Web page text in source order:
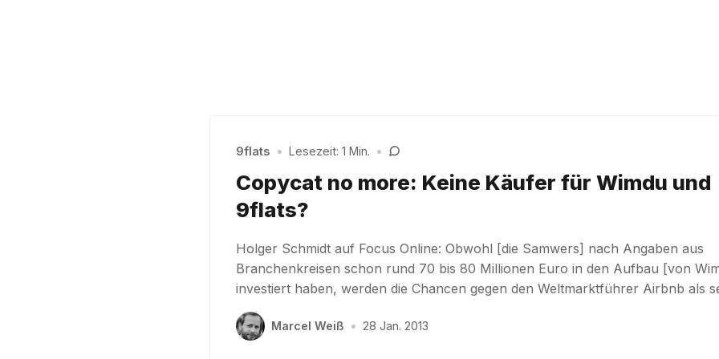
9flats • Lesezeit: 1 Min. •
Copycat no more: Keine Käufer für Wimdu und
9flats?
Holger Schmidt auf Focus Online: Obwohl [die Samwers] nach Angaben aus
Branchenkreisen schon rund 70 bis 80 Millionen Euro in den Aufbau [von
investiert haben, werden die Chancen gegen den Weltmarktführer Airbnb als
Marcel Weiß • 28 Jan. 2013